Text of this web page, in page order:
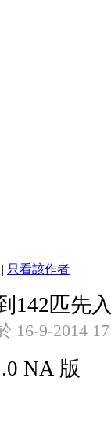
| 只看該作者
142匹先
16-9-2014
NA 版